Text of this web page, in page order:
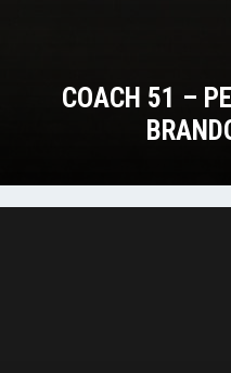
COACH 51 –